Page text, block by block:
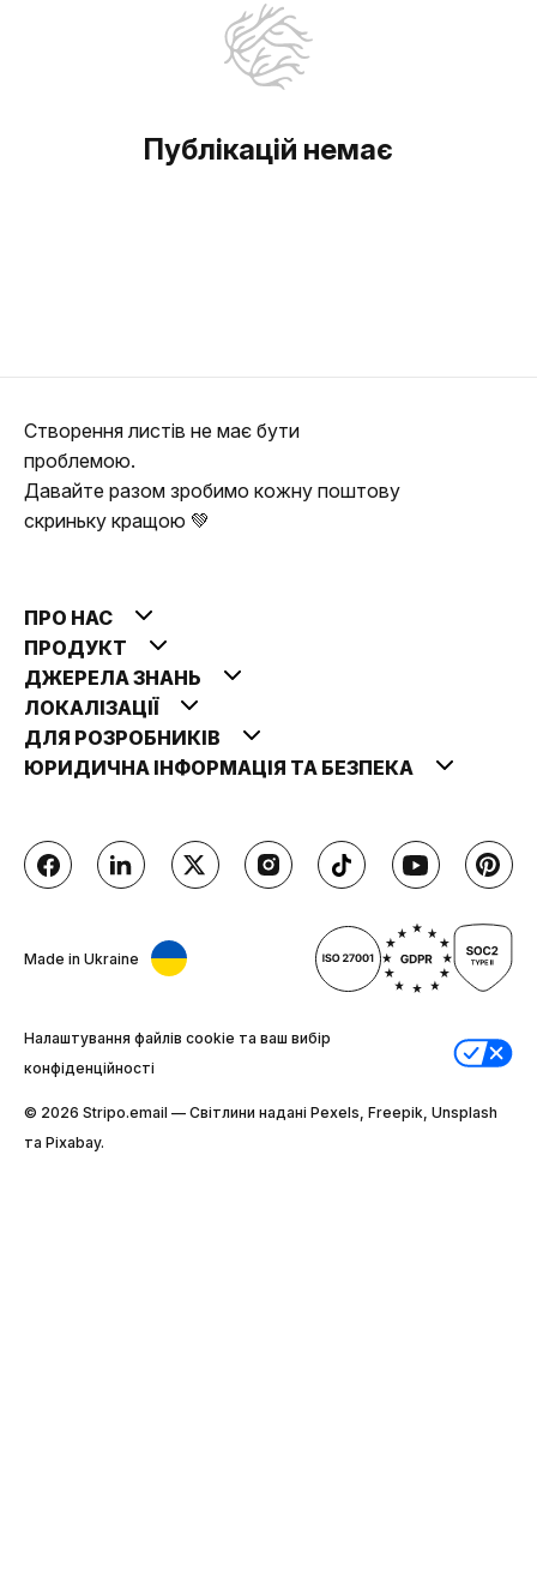
Публікацій немає
Створення листів не має бути
проблемою.
Давайте разом зробимо кожну поштову
скриньку кращою 💚
ПРО НАС
ПРОДУКТ
ДЖЕРЕЛА ЗНАНЬ
ЛОКАЛІЗАЦІЇ
ДЛЯ РОЗРОБНИКІВ
ЮРИДИЧНА ІНФОРМАЦІЯ ТА БЕЗПЕКА
Made in Ukraine
Налаштування файлів cookie та ваш вибір
конфіденційності
© 2026 Stripо.email — Світлини надані Pexels, Freepik, Unsplash
та Pixabay.